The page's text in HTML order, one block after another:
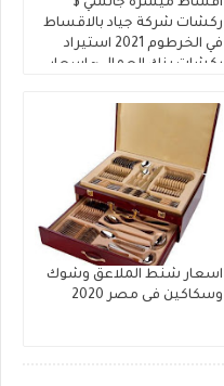
أقساط ميسرة جانسي $
ركشات شركة جياد بالاقساط
في الخرطوم 2021 استيراد
ركشات بنك العمال ~ اسعار
بنك السودان استثناء
الركشات من مقدم الأقساط
اسعار شنط الملاعق وشوك
وسكاكين فى مصر 2020